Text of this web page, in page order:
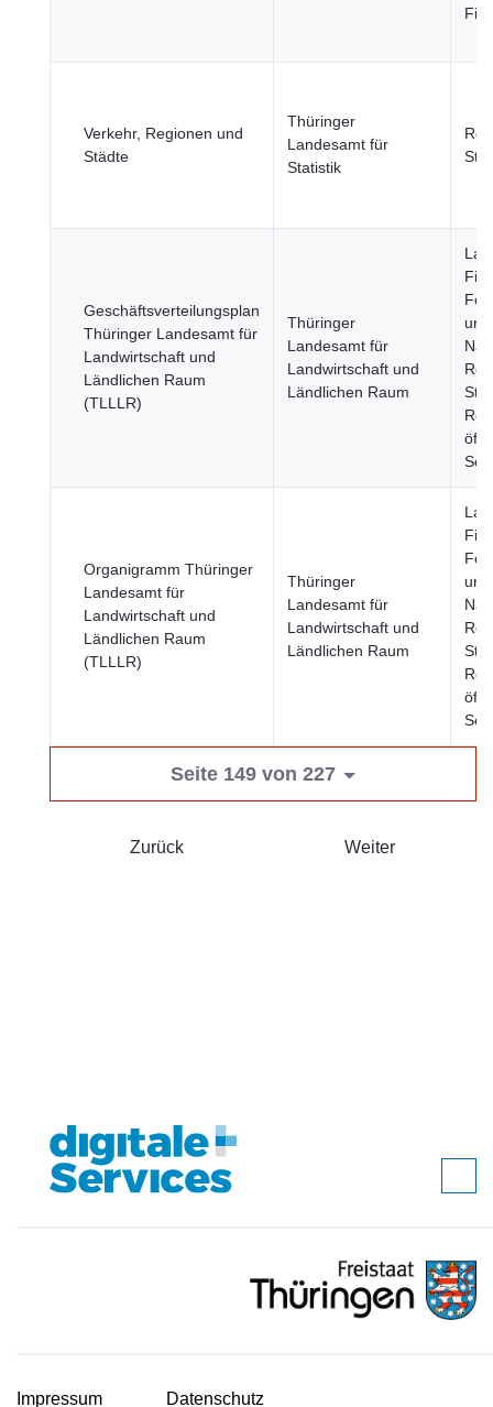
Verkehr, Regionen und
Städte
Thüringer
Landesamt für
Statistik
Geschäftsverteilungsplan
Thüringer Landesamt für
Landwirtschaft und
Ländlichen Raum
(TLLLR)
Thüringer
Landesamt für
Landwirtschaft und
Ländlichen Raum
und
Organigramm Thüringer
Landesamt für
Landwirtschaft und
Ländlichen Raum
(TLLLR)
Thüringer
Landesamt für
Landwirtschaft und
Ländlichen Raum
und
Seite 149 von 227
Zurück Weiter
Impressum Datenschutz